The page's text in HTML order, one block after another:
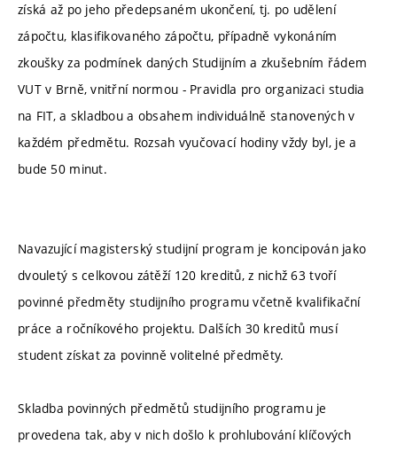
získá až po jeho předepsaném ukončení, tj. po udělení
zápočtu, klasifikovaného zápočtu, případně vykonáním
zkoušky za podmínek daných Studijním a zkušebním řádem
VUT v Brně, vnitřní normou - Pravidla pro organizaci studia
na FIT, a skladbou a obsahem individuálně stanovených v
každém předmětu. Rozsah vyučovací hodiny vždy byl, je a
bude 50 minut.
Navazující magisterský studijní program je koncipován jako
dvouletý s celkovou zátěží 120 kreditů, z nichž 63 tvoří
povinné předměty studijního programu včetně kvalifikační
práce a ročníkového projektu. Dalších 30 kreditů musí
student získat za povinně volitelné předměty.
Skladba povinných předmětů studijního programu je
provedena tak, aby v nich došlo k prohlubování klíčových